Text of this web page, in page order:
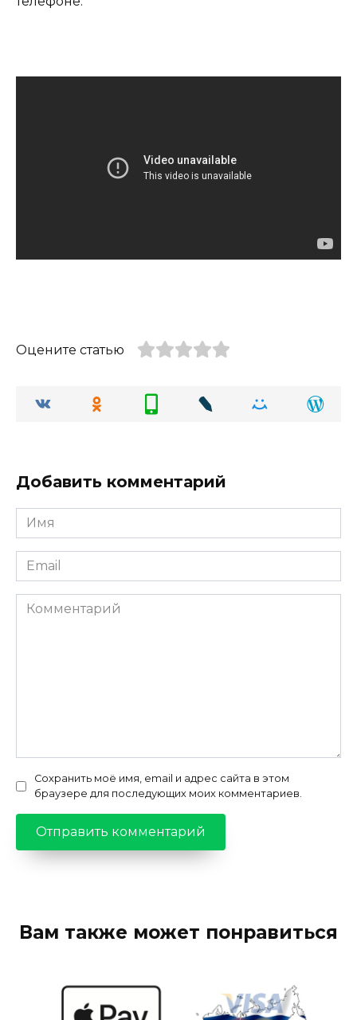
Оцените статью
Добавить комментарий
Имя
Email
Комментарий
Сохранить моё имя, email и адрес сайта в этом
браузере для последующих моих комментариев.
Вам также может понравиться